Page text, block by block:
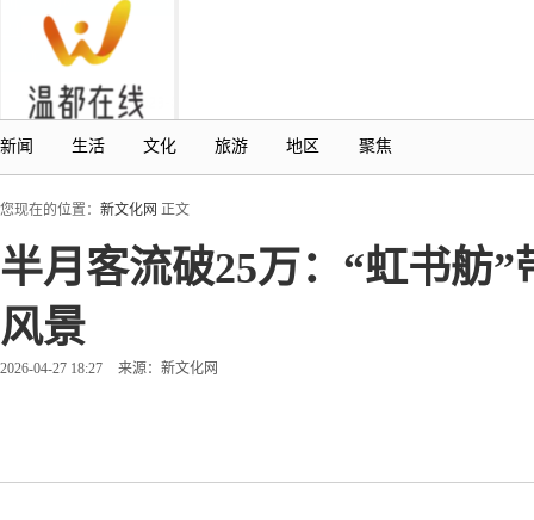
新闻 生活 文化 旅游 地区 聚焦
您现在的位置： 新文化网 正文
半月客流破25万：“虹书舫
风景
2026-04-27 18:27 来源：新文化网